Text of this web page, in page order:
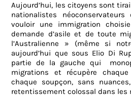
Aujourd’hui, les citoyens sont
nationalistes
vouloir une immigration
demande d’asile et de toute
l’Australienne » (même si
aujourd’hui que sous Elio Di
partie de la gauche qui
migrations et récupère
chaque soupçon, sans
retentissement colossal dans les